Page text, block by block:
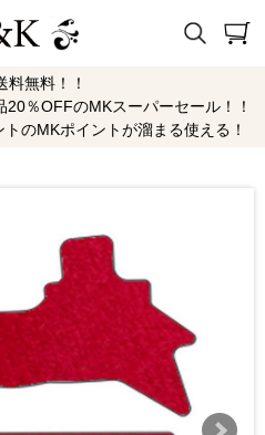
無料！！
％OFFのMKスーパーセール！！
のMKポイントが溜まる使える！